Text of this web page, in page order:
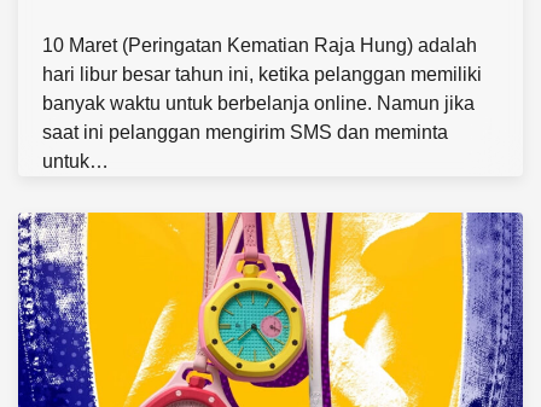
10 Maret (Peringatan Kematian Raja Hung) adalah
hari libur besar tahun ini, ketika pelanggan memiliki
banyak waktu untuk berbelanja online. Namun jika
saat ini pelanggan mengirim SMS dan meminta
untuk…